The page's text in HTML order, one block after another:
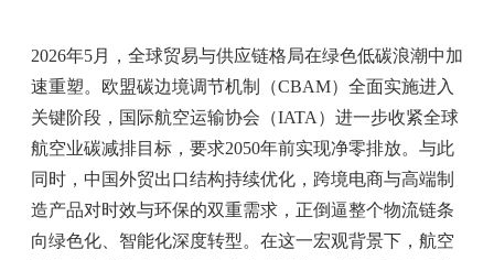
2026年5月，全球贸易与供应链格局在绿色低碳浪潮中加
速重塑。欧盟碳边境调节机制（CBAM）全面实施进入
关键阶段，国际航空运输协会（IATA）进一步收紧全球
航空业碳减排目标，要求2050年前实现净零排放。与此
同时，中国外贸出口结构持续优化，跨境电商与高端制
造产品对时效与环保的双重需求，正倒逼整个物流链条
向绿色化、智能化深度转型。在这一宏观背景下，航空